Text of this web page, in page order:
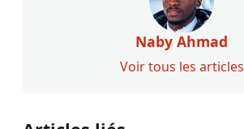
Naby Ahmad
Voir tous les articles